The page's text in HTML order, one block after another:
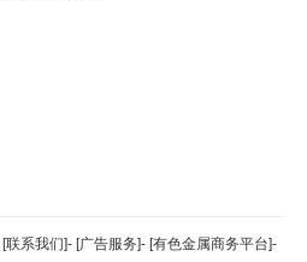
返回顶部
[联系我们]- [广告服务]- [有色金属商务平台]-